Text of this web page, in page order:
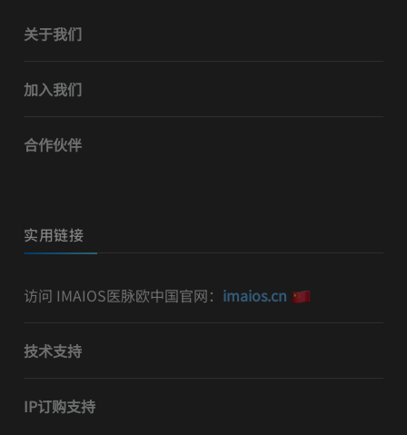
关于我们
加入我们
合作伙伴
实用链接
访问 IMAIOS医脉欧中国官网： imaios.cn
技术支持
IP订购支持